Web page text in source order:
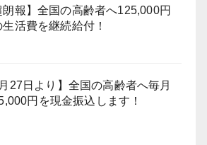
朗報】全国の高齢者へ125,000円
活費を継続給付！
月27日より】全国の高齢者へ毎月
円を現金振込します！